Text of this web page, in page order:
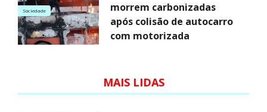
Sociedade
morrem carbonizadas
após colisão de autocarro
com motorizada
MAIS LIDAS